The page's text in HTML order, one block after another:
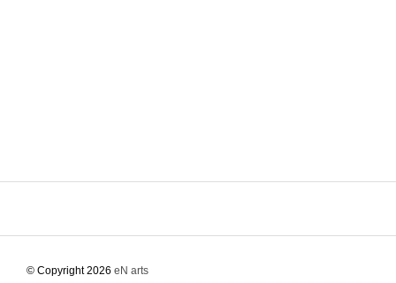
© Copyright 2026 eN arts